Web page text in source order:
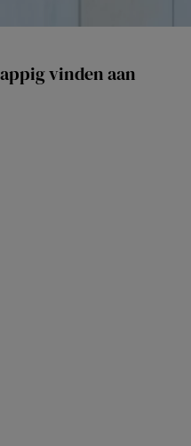
vinden aan